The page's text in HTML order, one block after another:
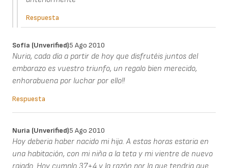
Respuesta
Sofía (unverified)5 Ago 2010
Nuria, cada día a partir de hoy que disfrutéis juntos del
embarazo es vuestro triunfo, un regalo bien merecido,
enhorabuena por luchar por ello!!
Respuesta
Nuria (unverified)5 Ago 2010
Hoy deberia haber nacido mi hija. A estas horas estaria en
una habitación, con mi niña a la teta y mi vientre de nuevo